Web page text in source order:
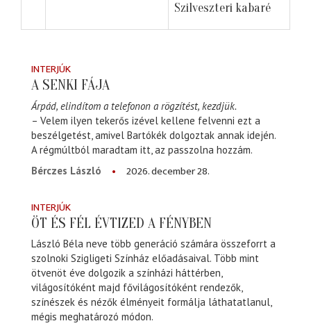
Szilveszteri kabaré
INTERJÚK
A SENKI FÁJA
Árpád, elindítom a telefonon a rögzítést, kezdjük.
– Velem ilyen tekerős izével kellene felvenni ezt a
beszélgetést, amivel Bartókék dolgoztak annak idején.
A régmúltból maradtam itt, az passzolna hozzám.
Bérczes László
2026. december 28.
INTERJÚK
ÖT ÉS FÉL ÉVTIZED A FÉNYBEN
László Béla neve több generáció számára összeforrt a
szolnoki Szigligeti Színház előadásaival. Több mint
ötvenöt éve dolgozik a színházi háttérben,
világosítóként majd fővilágosítóként rendezők,
színészek és nézők élményeit formálja láthatatlanul,
mégis meghatározó módon.